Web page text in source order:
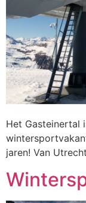
Het Gasteinertal
jaren! Van